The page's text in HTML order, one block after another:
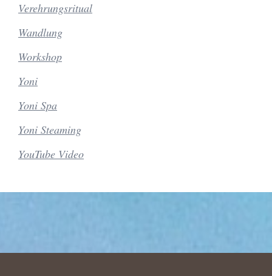
Verehrungsritual
Wandlung
Workshop
Yoni
Yoni Spa
Yoni Steaming
YouTube Video